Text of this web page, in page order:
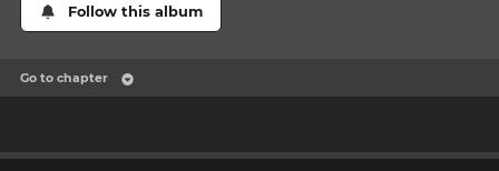
Follow this album
Go to chapter